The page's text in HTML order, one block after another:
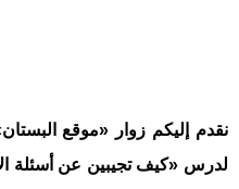
نقدم إليكم زوار «موقع
لدرس «كيف تجيبين عن أسئلة